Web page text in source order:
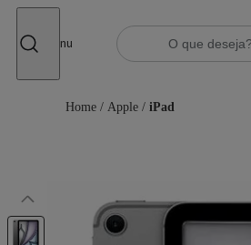
Menu
Home / Apple / iPad